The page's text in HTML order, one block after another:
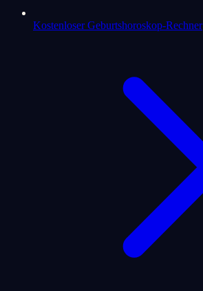
Kostenloser Geburtshoroskop-Rechner